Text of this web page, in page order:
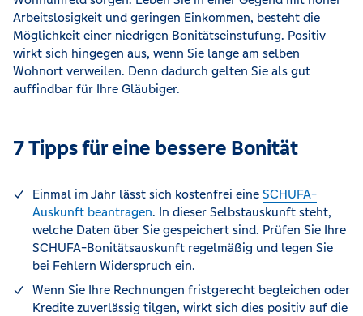
Arbeitslosigkeit und geringen Einkommen, besteht die
Möglichkeit einer niedrigen Bonitätseinstufung. Positiv
wirkt sich hingegen aus, wenn Sie lange am selben
Wohnort verweilen. Denn dadurch gelten Sie als gut
auffindbar für Ihre Gläubiger.
7 Tipps für eine bessere Bonität
Einmal im Jahr lässt sich kostenfrei eine SCHUFA-
Auskunft beantragen. In dieser Selbstauskunft steht,
welche Daten über Sie gespeichert sind. Prüfen Sie Ihre
SCHUFA-Bonitätsauskunft regelmäßig und legen Sie
bei Fehlern Widerspruch ein.
Wenn Sie Ihre Rechnungen fristgerecht begleichen oder
Kredite zuverlässig tilgen, wirkt sich dies positiv auf die